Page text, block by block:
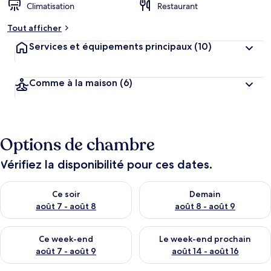
Climatisation
Restaurant
Tout afficher
Services et équipements principaux (10)
Comme à la maison (6)
Options de chambre
Vérifiez la disponibilité pour ces dates.
Ce soir
août 7 - août 8
Vérifier la disponibilité pour ce soir août 7 - août 8
Demain
août 8 - août 9
Vérifier la disponibilité pour
Ce week-end
août 7 - août 9
Vérifier la disponibilité pour ce week-end août 7 - août 9
Le week-end prochain
août 14 - août 16
Vérifier la disponibilité pour